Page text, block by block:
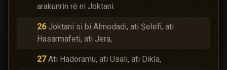
arakunrin rẹ̀ ni Joktani.
26 Joktani si bí Almodadi, ati Ṣelefi, ati
Hasarmafeti, ati Jera,
27 Ati Hadoramu, ati Usali, ati Dikla,